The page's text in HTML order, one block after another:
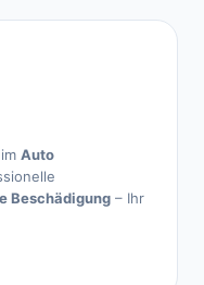
Auto
Beschädigung – Ihr